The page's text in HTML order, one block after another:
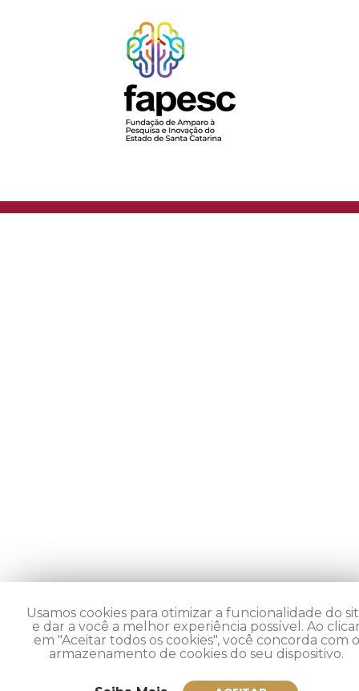
Usamos cookies para otimizar a funcionalidade do
e dar a você a melhor experiência possível. Ao
em "Aceitar todos os cookies", você concorda com o
armazenamento de cookies do seu dispositivo.